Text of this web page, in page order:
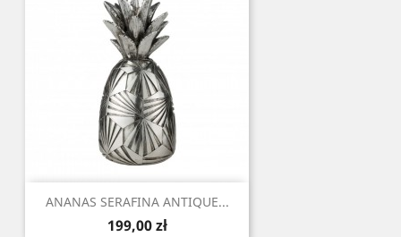
ANANAS SERAFINA ANTIQUE...
Cena
199,00 zł